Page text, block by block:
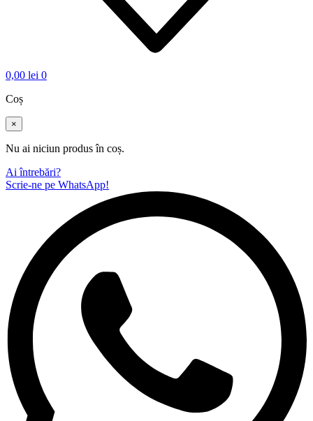
0,00 lei 0
Coș
×
Nu ai niciun produs în coș.
Ai întrebări?
Scrie-ne pe WhatsApp!